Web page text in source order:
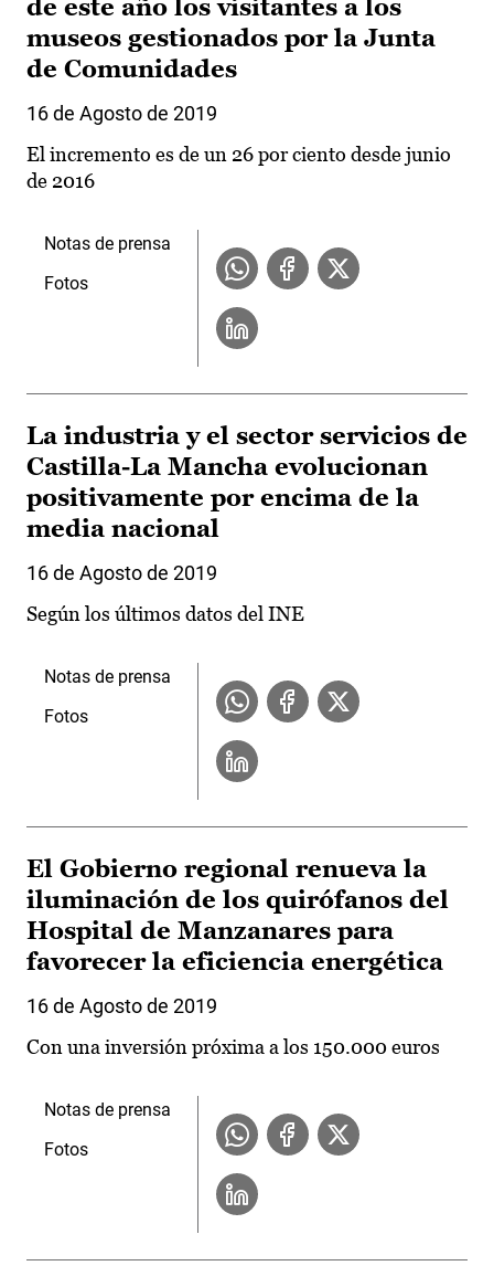
de este año los visitantes a los
museos gestionados por la Junta
de Comunidades
16 de Agosto de 2019
El incremento es de un 26 por ciento desde junio
de 2016
Notas de prensa
Fotos
La industria y el sector servicios de
Castilla-La Mancha evolucionan
positivamente por encima de la
media nacional
16 de Agosto de 2019
Según los últimos datos del INE
Notas de prensa
Fotos
El Gobierno regional renueva la
iluminación de los quirófanos del
Hospital de Manzanares para
favorecer la eficiencia energética
16 de Agosto de 2019
Con una inversión próxima a los 150.000 euros
Notas de prensa
Fotos